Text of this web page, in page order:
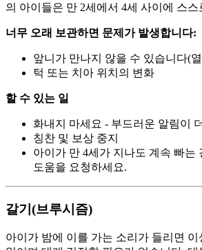
의 아이들은 만 2세에서 4세 사이에 스
너무 오래 보관하면 문제가 발생합니다:
앞니가 만나지 않을 수 있습니다(
턱 또는 치아 위치의 변화
할 수 있는 일
화내지 마세요 - 부드러운 알림이
칭찬 및 보상 중지
아이가 만 4세가 지나도 계속 빠는
도움을 요청하세요.
갈기(브루시즘)
아이가 밤에 이를 가는 소리가 들리면